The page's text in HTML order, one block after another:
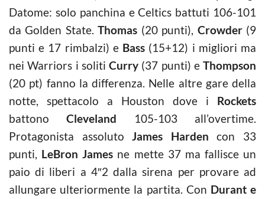
Datome: solo panchina e Celtics battuti 106-101
da Golden State.Thomas (20 punti), Crowder(9
punti e 17 rimbalzi) e Bass (15+12) i migliori ma
nei Warriors i soliti Curry (37 punti) e Thompson
(20 pt) fanno la differenza. Nelle altre gare della
notte, spettacolo a Houston dove i Rockets
battonoCleveland 105-103 all’overtime.
Protagonista assolutoJames Harden con 33
punti, LeBron James ne mette 37 ma fallisce un
paio di liberi a 4″2 dalla sirena per provare ad
allungare ulteriormente la partita. Con Durant e